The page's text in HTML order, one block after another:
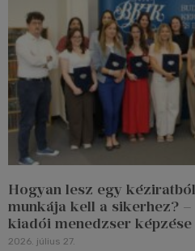
Hogyan lesz egy
munkája kell a sikerhez?
kiadói menedzser képzése
2026. július 27.